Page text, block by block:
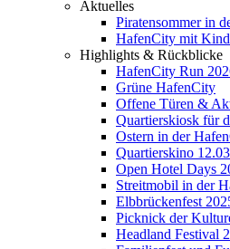
Aktuelles
Piratensommer in
HafenCity mit
Highlights & Rückblicke
HafenCity Run
Grüne HafenCity
Offene Türen &
Quartierskiosk für
Ostern in der
Quartierskino
Open Hotel Days
Streitmobil in der
Elbbrückenfest
Picknick der
Headland Festival